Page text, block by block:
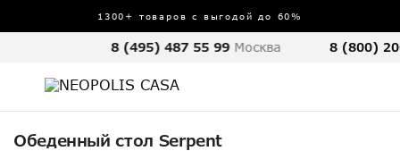
1300+ товаров с выгодой до 60%
8 (495) 487 55 99 Москва 8 (800)
Обеденный стол Serpent